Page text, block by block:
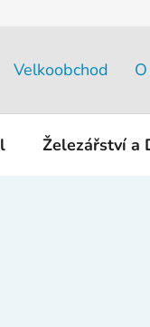
Velkoobchod
Železářství a